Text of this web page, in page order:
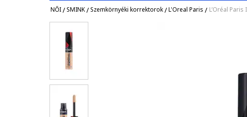
NŐI/SMINK/Szemkörnyéki korrektorok/L'Oreal Paris / L’Oréal